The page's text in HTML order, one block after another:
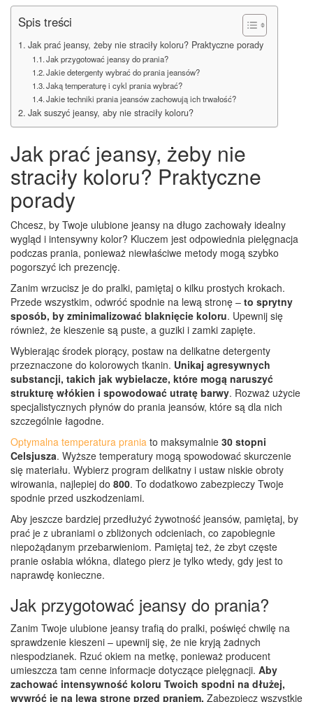
Spis treści
Jak prać jeansy, żeby nie straciły koloru? Praktyczne porady
Jak przygotować jeansy do prania?
Jakie detergenty wybrać do prania jeansów?
Jaką temperaturę i cykl prania wybrać?
Jakie techniki prania jeansów zachowują ich trwałość?
Jak suszyć jeansy, aby nie straciły koloru?
Jak prać jeansy, żeby nie
straciły koloru? Praktyczne
porady
Chcesz, by Twoje ulubione jeansy na długo zachowały idealny
wygląd i intensywny kolor? Kluczem jest odpowiednia pielęgnacja
podczas prania, ponieważ niewłaściwe metody mogą szybko
pogorszyć ich prezencję.
Zanim wrzucisz je do pralki, pamiętaj o kilku prostych krokach.
Przede wszystkim, odwróć spodnie na lewą stronę – to sprytny
sposób, by zminimalizować blaknięcie koloru. Upewnij się
również, że kieszenie są puste, a guziki i zamki zapięte.
Wybierając środek piorący, postaw na delikatne detergenty
przeznaczone do kolorowych tkanin. Unikaj agresywnych
substancji, takich jak wybielacze, które mogą naruszyć
strukturę włókien i spowodować utratę barwy. Rozważ użycie
specjalistycznych płynów do prania jeansów, które są dla nich
szczególnie łagodne.
Optymalna temperatura prania to maksymalnie 30 stopni
Celsjusza. Wyższe temperatury mogą spowodować skurczenie
się materiału. Wybierz program delikatny i ustaw niskie obroty
wirowania, najlepiej do 800. To dodatkowo zabezpieczy Twoje
spodnie przed uszkodzeniami.
Aby jeszcze bardziej przedłużyć żywotność jeansów, pamiętaj, by
prać je z ubraniami o zbliżonych odcieniach, co zapobiegnie
niepożądanym przebarwieniom. Pamiętaj też, że zbyt częste
pranie osłabia włókna, dlatego pierz je tylko wtedy, gdy jest to
naprawdę konieczne.
Jak przygotować jeansy do prania?
Zanim Twoje ulubione jeansy trafią do pralki, poświęć chwilę na
sprawdzenie kieszeni – upewnij się, że nie kryją żadnych
niespodzianek. Rzuć okiem na metkę, ponieważ producent
umieszcza tam cenne informacje dotyczące pielęgnacji. Aby
zachować intensywność koloru Twoich spodni na dłużej,
wywróć je na lewą stronę przed praniem. Zabezpiecz wszystkie